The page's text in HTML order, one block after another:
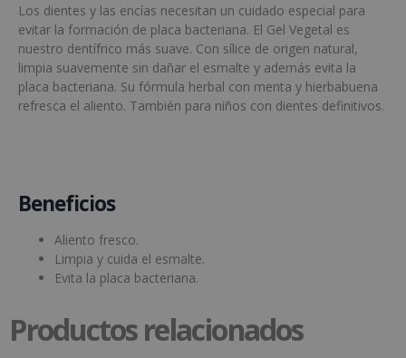
Los dientes y las encías necesitan un cuidado especial para
evitar la formación de placa bacteriana. El Gel Vegetal es
nuestro dentífrico más suave. Con sílice de origen natural,
limpia suavemente sin dañar el esmalte y además evita la
placa bacteriana. Su fórmula herbal con menta y hierbabuena
refresca el aliento. También para niños con dientes definitivos.
Beneficios
Aliento fresco.
Limpia y cuida el esmalte.
Evita la placa bacteriana.
Productos relacionados